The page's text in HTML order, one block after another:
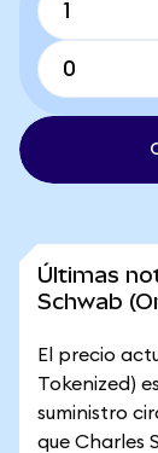
Últimas
Schwab
El precio
Tokenized)
suministro
que Charles